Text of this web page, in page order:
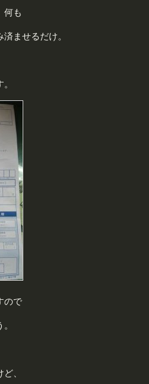
何も
ませるだけ。
ので
、